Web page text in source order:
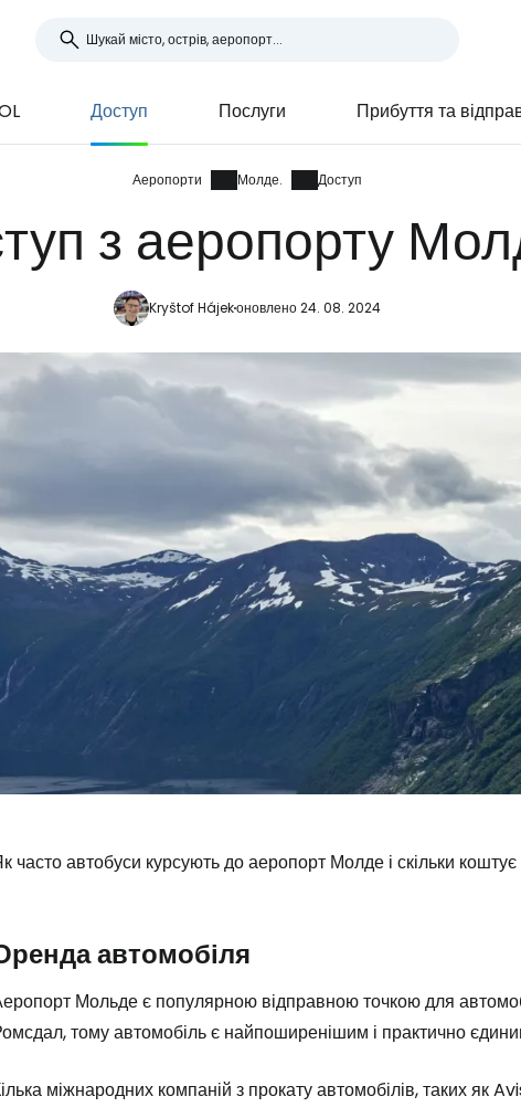
Доступ Послуги Прибуття та
Аеропорти Молде. Доступ
з аеропорту
Kryštof Hájekоновлено 24. 08. 2024
часто автобуси курсують до аеропорт Молде і скільки
автомобіля
Мольде є популярною відправною точкою для
тому автомобіль є найпоширенішим і практично
міжнародних компаній з прокату автомобілів, таких